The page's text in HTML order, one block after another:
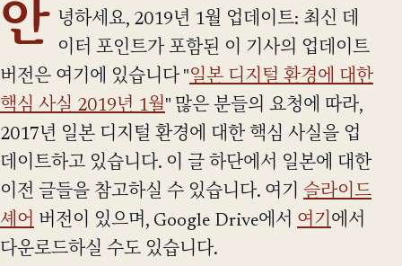
안 녕하세요, 2019년 1월 업데이트: 최신 데
이터 포인트가 포함된 이 기사의 업데이트
버전은 여기에 있습니다 "일본 디지털 환경에 대한
핵심 사실 2019년 1월" 많은 분들의 요청에 따라,
2017년 일본 디지털 환경에 대한 핵심 사실을 업
데이트하고 있습니다. 이 글 하단에서 일본에 대한
이전 글들을 참고하실 수 있습니다. 여기 슬라이드
셰어 버전이 있으며, Google Drive에서 여기에서
다운로드하실 수도 있습니다.